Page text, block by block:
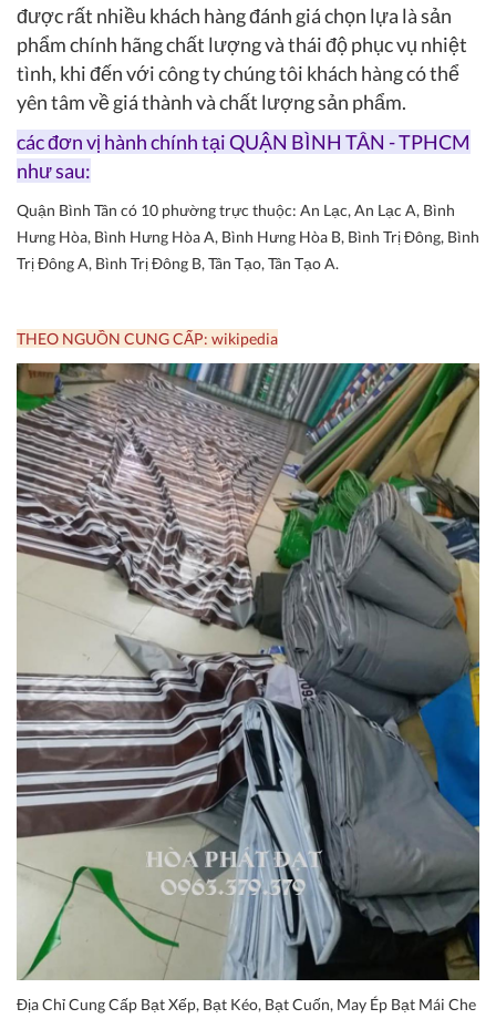
được rất nhiều khách hàng đánh giá chọn lựa là sản
phẩm chính hãng chất lượng và thái độ phục vụ nhiệt
tình, khi đến với công ty chúng tôi khách hàng có thể
yên tâm về giá thành và chất lượng sản phẩm.
các đơn vị hành chính tại QUẬN BÌNH TÂN - TPHCM
như sau:
Quận Bình Tân có 10 phường trực thuộc: An Lạc, An Lạc A, Bình
Hưng Hòa, Bình Hưng Hòa A, Bình Hưng Hòa B, Bình Trị Đông, Bình
Trị Đông A, Bình Trị Đông B, Tân Tạo, Tân Tạo A.
THEO NGUỒN CUNG CẤP: wikipedia
Địa Chỉ Cung Cấp Bạt Xếp, Bạt Kéo, Bạt Cuốn, May Ép Bạt Mái Che